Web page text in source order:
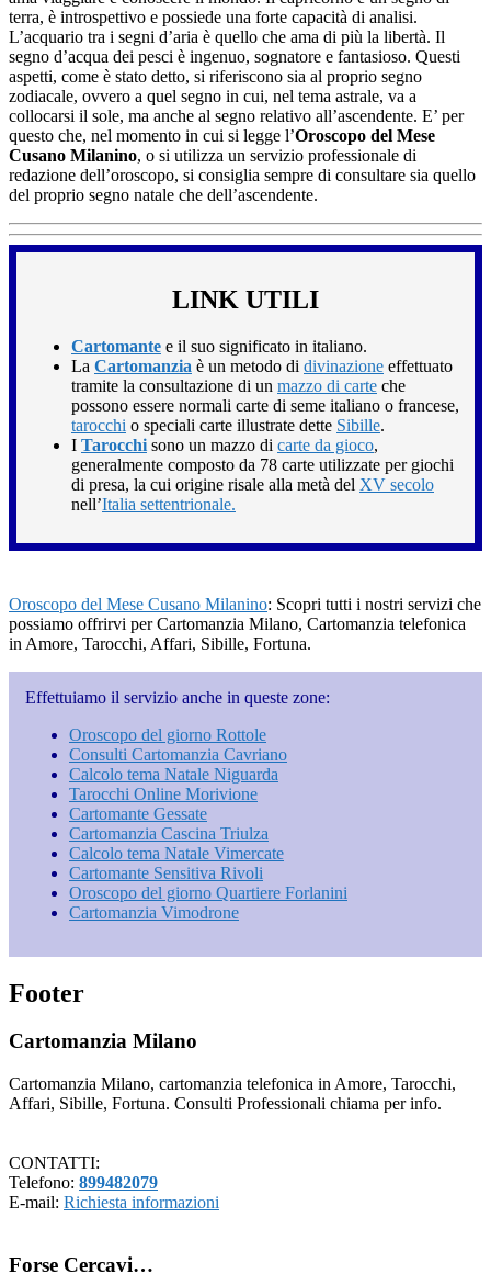
terra, è introspettivo e possiede una forte capacità di analisi.
L’acquario tra i segni d’aria è quello che ama di più la libertà. Il
segno d’acqua dei pesci è ingenuo, sognatore e fantasioso. Questi
aspetti, come è stato detto, si riferiscono sia al proprio segno
zodiacale, ovvero a quel segno in cui, nel tema astrale, va a
collocarsi il sole, ma anche al segno relativo all’ascendente. E’ per
questo che, nel momento in cui si legge l’Oroscopo del Mese
Cusano Milanino, o si utilizza un servizio professionale di
redazione dell’oroscopo, si consiglia sempre di consultare sia quello
del proprio segno natale che dell’ascendente.
LINK UTILI
Cartomante e il suo significato in italiano.
La Cartomanzia è un metodo di divinazione effettuato
tramite la consultazione di un mazzo di carte che
possono essere normali carte di seme italiano o francese,
tarocchi o speciali carte illustrate dette Sibille.
I Tarocchi sono un mazzo di carte da gioco,
generalmente composto da 78 carte utilizzate per giochi
di presa, la cui origine risale alla metà del XV secolo
nell’Italia settentrionale.
Oroscopo del Mese Cusano Milanino: Scopri tutti i nostri servizi che
possiamo offrirvi per Cartomanzia Milano, Cartomanzia telefonica
in Amore, Tarocchi, Affari, Sibille, Fortuna.
Effettuiamo il servizio anche in queste zone:
Oroscopo del giorno Rottole
Consulti Cartomanzia Cavriano
Calcolo tema Natale Niguarda
Tarocchi Online Morivione
Cartomante Gessate
Cartomanzia Cascina Triulza
Calcolo tema Natale Vimercate
Cartomante Sensitiva Rivoli
Oroscopo del giorno Quartiere Forlanini
Cartomanzia Vimodrone
Footer
Cartomanzia Milano
Cartomanzia Milano, cartomanzia telefonica in Amore, Tarocchi,
Affari, Sibille, Fortuna. Consulti Professionali chiama per info.
CONTATTI:
Telefono: 899482079
E-mail: Richiesta informazioni
Forse Cercavi…